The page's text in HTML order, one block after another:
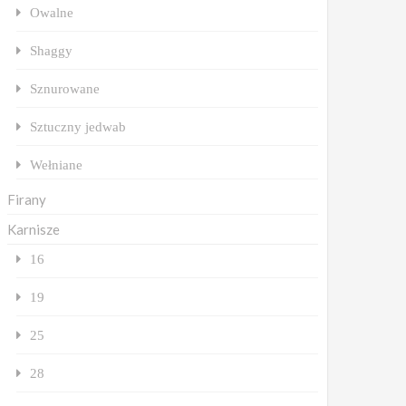
Owalne
Shaggy
Sznurowane
Sztuczny jedwab
Wełniane
Firany
Karnisze
16
19
25
28